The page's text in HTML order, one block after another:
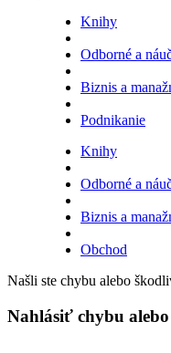
Knihy
Odborné a
Biznis a
Podnikanie
Knihy
Odborné a
Biznis a
Obchod
Našli ste chybu alebo
Nahlásiť chybu